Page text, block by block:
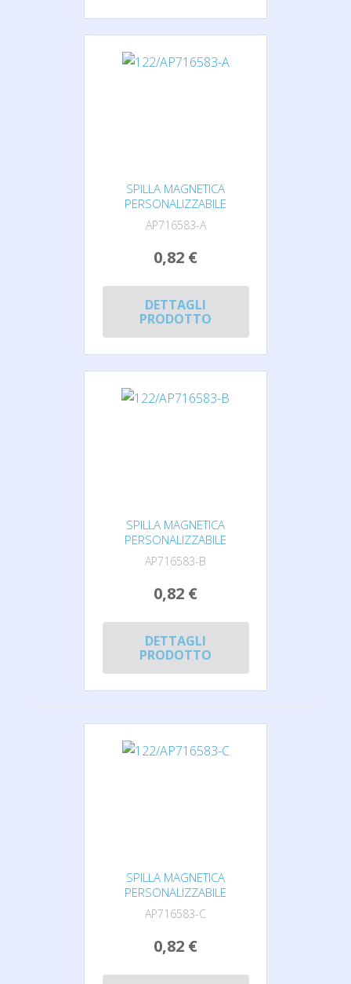
SPILLA MAGNETICA
PERSONALIZZABILE
AP716583-A
0,82 €
DETTAGLI
PRODOTTO
SPILLA MAGNETICA
PERSONALIZZABILE
AP716583-B
0,82 €
DETTAGLI
PRODOTTO
SPILLA MAGNETICA
PERSONALIZZABILE
AP716583-C
0,82 €